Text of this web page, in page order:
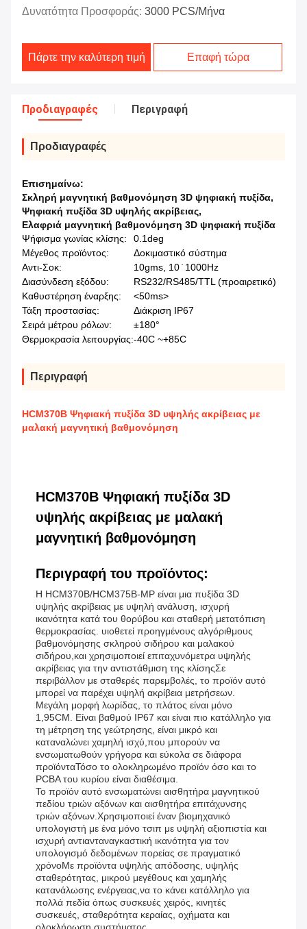
Δυνατότητα Προσφοράς: 3000 PCS/μήνα
Πάρτε την καλύτερη τιμή Επαφή τώρα
Προδιαγραφές Περιγραφή
Προδιαγραφές
Επισημαίνω:
Σκληρή μαγνητική βαθμονόμηση 3D ψηφιακή πυξίδα,
Ψηφιακή πυξίδα 3D υψηλής ακρίβειας,
Ελαφριά μαγνητική βαθμονόμηση 3D ψηφιακή πυξίδα
Ψήφισμα γωνίας κλίσης:
0.1deg
Μέγεθος προϊόντος:
Δοκιμαστικό σύστημα
Αντι-Σοκ:
10gms, 10 ̇ 1000Hz
Διασύνδεση εξόδου:
RS232/RS485/TTL (προαιρετικό)
Καθυστέρηση έναρξης:
<50ms>
Τάξη προστασίας:
Διάκριση IP67
Σειρά μέτρου ρόλων:
±180°
Θερμοκρασία λειτουργίας:-40C ~+85C
Περιγραφή
HCM370B Ψηφιακή πυξίδα 3D υψηλής ακρίβειας με
μαλακή μαγνητική βαθμονόμηση
HCM370B Ψηφιακή πυξίδα 3D
υψηλής ακρίβειας με μαλακή
μαγνητική βαθμονόμηση
Περιγραφή του προϊόντος:
Η HCM370B/HCM375B-MP είναι μια πυξίδα 3D
υψηλής ακρίβειας με υψηλή ανάλυση, ισχυρή
ικανότητα κατά του θορύβου και σταθερή μετατόπιση
θερμοκρασίας. υιοθετεί προηγμένους αλγόριθμους
βαθμονόμησης σκληρού σιδήρου και μαλακού
σιδήρου,και χρησιμοποιεί επιταχυνόμετρα υψηλής
ακρίβειας για την αντιστάθμιση της κλίσηςΣε
περιβάλλον με σταθερές παρεμβολές, το προϊόν αυτό
μπορεί να παρέχει υψηλή ακρίβεια μετρήσεων.
Μεγάλη μορφή λωρίδας, το πλάτος είναι μόνο
1,95CM. Είναι βαθμού IP67 και είναι πιο κατάλληλο για
τη μέτρηση της γεώτρησης, είναι μικρό και
καταναλώνει χαμηλή ισχύ,που μπορούν να
ενσωματωθούν γρήγορα και εύκολα σε διάφορα
προϊόνταΤόσο το ολοκληρωμένο προϊόν όσο και το
PCBA του κυρίου είναι διαθέσιμα.
Το προϊόν αυτό ενσωματώνει αισθητήρα μαγνητικού
πεδίου τριών αξόνων και αισθητήρα επιτάχυνσης
τριών αξόνων.Χρησιμοποιεί έναν βιομηχανικό
υπολογιστή με ένα μόνο τσιπ με υψηλή αξιοπιστία και
ισχυρή αντιανταναγκαστική ικανότητα για τον
υπολογισμό δεδομένων πορείας σε πραγματικό
χρόνοΜε προϊόντα υψηλής απόδοσης, υψηλής
σταθερότητας, μικρού μεγέθους και χαμηλής
κατανάλωσης ενέργειας,να το κάνει κατάλληλο για
πολλά πεδία όπως συσκευές χειρός, κινητές
συσκευές, σταθερότητα κεραίας, οχήματα και